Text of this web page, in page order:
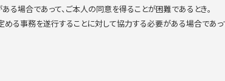
場合であって、ご本人の同意を得ることが困難であるとき。
る事務を遂行することに対して協力する必要がある場合であ